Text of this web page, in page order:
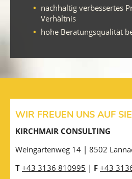
nachhaltig verbessertes
Verhältnis
hohe Beratungsqualität
WIR FREUEN UNS AUF
KIRCHMAIR CONSULTING
Weingartenweg 14 | 8502
T +43 3136 810995 | F +43